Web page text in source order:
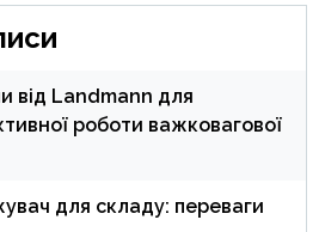
від Landmann для
роботи важковагової
для складу: переваги